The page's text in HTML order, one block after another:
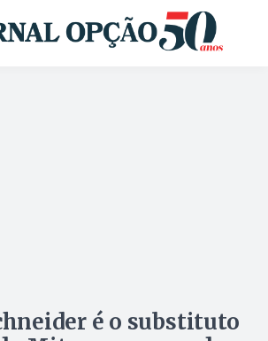
é o substituto